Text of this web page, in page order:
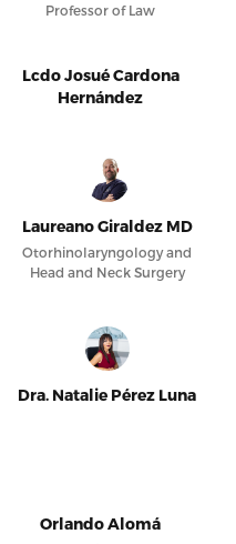
Professor of Law
Lcdo Josué Cardona
Hernández
Laureano Giraldez MD
Otorhinolaryngology and
Head and Neck Surgery
Dra. Natalie Pérez Luna
Orlando Alomá